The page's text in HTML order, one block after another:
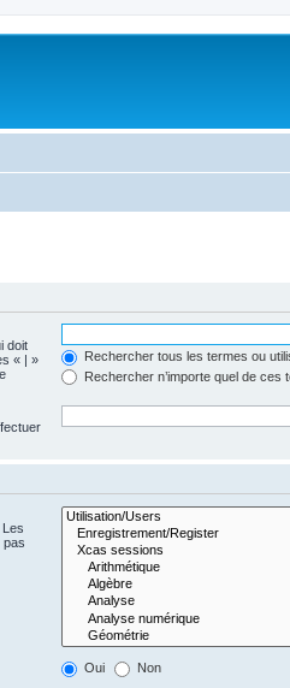
doit
« | »
Rechercher tous les termes ou
Rechercher n’importe quel de ces
pas
Oui Non